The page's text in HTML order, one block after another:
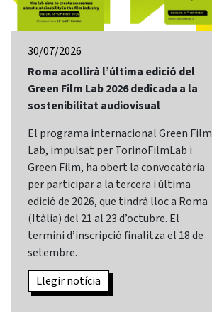
30/07/2026
Roma acollirà l’última edició del
Green Film Lab 2026 dedicada a la
sostenibilitat audiovisual
El programa internacional Green Film
Lab, impulsat per TorinoFilmLab i
Green Film, ha obert la convocatòria
per participar a la tercera i última
edició de 2026, que tindrà lloc a Roma
(Itàlia) del 21 al 23 d’octubre. El
termini d’inscripció finalitza el 18 de
setembre.
Llegir notícia